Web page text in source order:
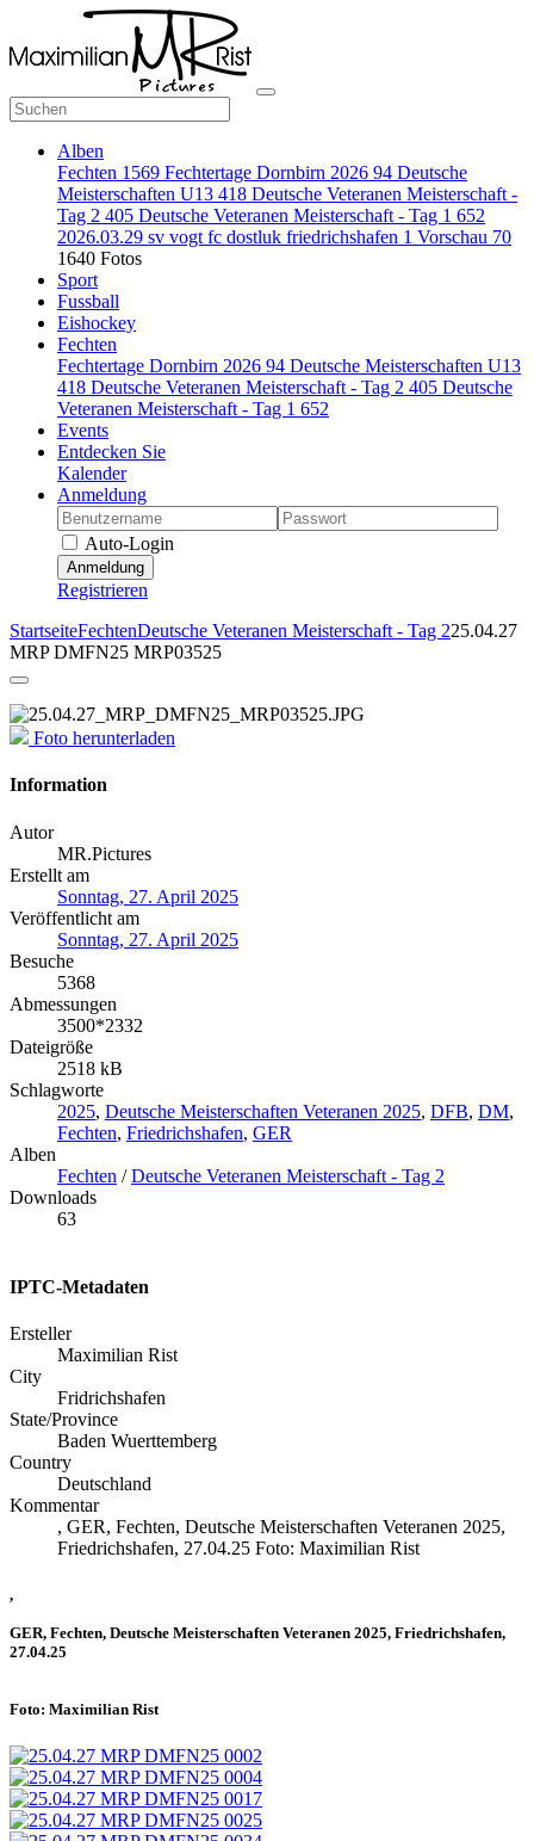
Alben
Fechten 1569 Fechtertage Dornbirn 2026 94 Deutsche
Meisterschaften U13 418 Deutsche Veteranen Meisterschaft -
Tag 2 405 Deutsche Veteranen Meisterschaft - Tag 1 652
2026.03.29 sv vogt fc dostluk friedrichshafen 1 Vorschau 70
1640 Fotos
Sport
Fussball
Eishockey
Fechten
Fechtertage Dornbirn 2026 94 Deutsche Meisterschaften U13
418 Deutsche Veteranen Meisterschaft - Tag 2 405 Deutsche
Veteranen Meisterschaft - Tag 1 652
Events
Entdecken Sie
Kalender
Anmeldung
Auto-Login
Anmeldung
Registrieren
StartseiteFechtenDeutsche Veteranen Meisterschaft - Tag 225.04.27
MRP DMFN25 MRP03525
Foto herunterladen
Information
Autor
MR.Pictures
Erstellt am
Sonntag, 27. April 2025
Veröffentlicht am
Sonntag, 27. April 2025
Besuche
5368
Abmessungen
3500*2332
Dateigröße
2518 kB
Schlagworte
2025, Deutsche Meisterschaften Veteranen 2025, DFB, DM,
Fechten, Friedrichshafen, GER
Alben
Fechten /Deutsche Veteranen Meisterschaft - Tag 2
Downloads
63
IPTC-Metadaten
Ersteller
Maximilian Rist
City
Fridrichshafen
State/Province
Baden Wuerttemberg
Country
Deutschland
Kommentar
, GER, Fechten, Deutsche Meisterschaften Veteranen 2025,
Friedrichshafen, 27.04.25 Foto: Maximilian Rist
,
GER, Fechten, Deutsche Meisterschaften Veteranen 2025, Friedrichshafen,
27.04.25
Foto: Maximilian Rist